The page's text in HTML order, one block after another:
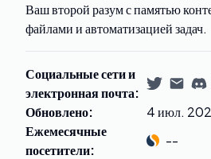
Ваш второй разум с памятью
файлами и автоматизацией задач.
Социальные сети и
электронная почта:
Обновлено:
4 июл.
Ежемесячные
посетители:
--